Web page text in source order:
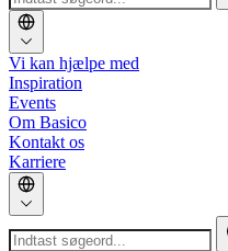
Vi kan hjælpe med
Inspiration
Events
Om Basico
Kontakt os
Karriere